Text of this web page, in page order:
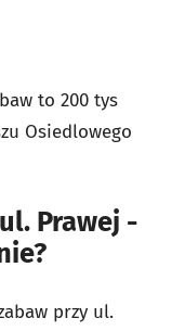
to 200 tys
Osiedlowego
Prawej -
przy ul.